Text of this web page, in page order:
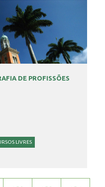
DE PROFISSÕES
LIVRES